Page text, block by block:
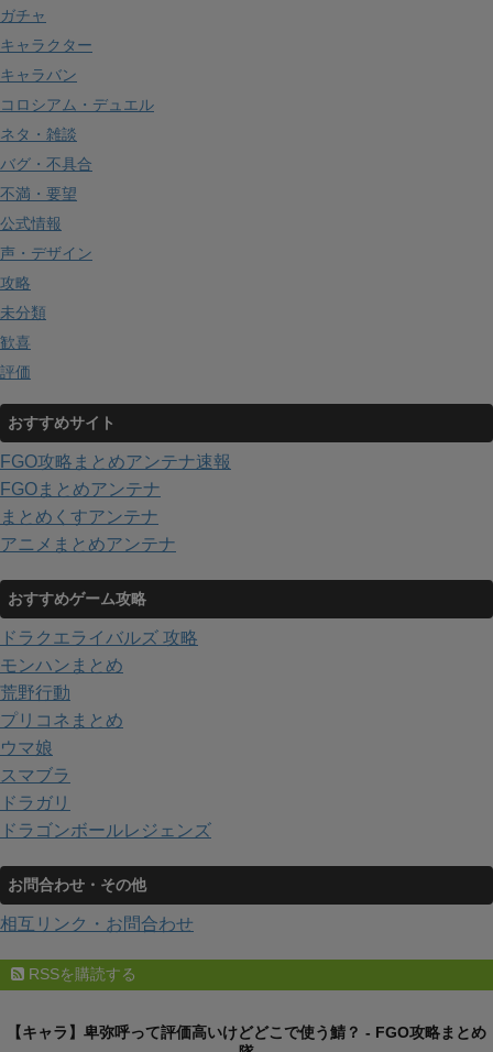
ガチャ
キャラクター
キャラバン
コロシアム・デュエル
ネタ・雑談
バグ・不具合
不満・要望
公式情報
声・デザイン
攻略
未分類
歓喜
評価
おすすめサイト
FGO攻略まとめアンテナ速報
FGOまとめアンテナ
まとめくすアンテナ
アニメまとめアンテナ
おすすめゲーム攻略
ドラクエライバルズ 攻略
モンハンまとめ
荒野行動
プリコネまとめ
ウマ娘
スマブラ
ドラガリ
ドラゴンボールレジェンズ
お問合わせ・その他
相互リンク・お問合わせ
RSSを購読する
【キャラ】卑弥呼って評価高いけどどこで使う鯖？ - FGO攻略まとめ